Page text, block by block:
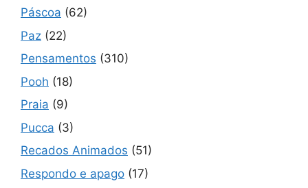
Páscoa (62)
Paz (22)
Pensamentos (310)
Pooh (18)
Praia (9)
Pucca (3)
Recados Animados (51)
Respondo e apago (17)